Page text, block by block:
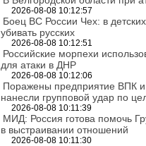
2026-08-08 10:12:57
Боец ВС России Чех: в
убивать русских
2026-08-08 10:12:51
Российские морпехи
для атаки в ДНР
2026-08-08 10:12:06
Поражены предприятие ВПК и
нанесли групповой удар по
2026-08-08 10:11:39
МИД: Россия готова помочь
в выстраивании отношений
2026-08-08 10:11:30